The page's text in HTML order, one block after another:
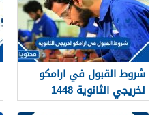
شروط القبول في ارامكو
لخريجي الثانوية 1448